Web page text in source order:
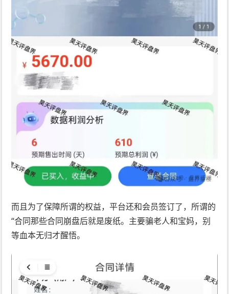
而且为了保障所谓的权益，平台还和会员签订了，所谓的
“合同那些合同崩盘后就是废纸。主要骗老人和宝妈，别
等血本无归才醒悟。